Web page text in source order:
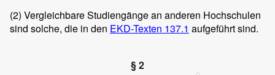
(2) Vergleichbare Studiengänge an anderen Hochschulen
sind solche, die in den EKD-Texten 137.1 aufgeführt sind.
§ 2